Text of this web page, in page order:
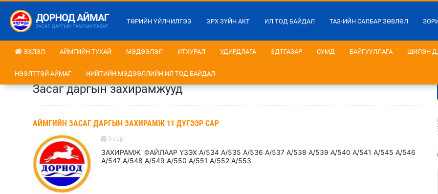
ТӨРИЙН ҮЙЛЧИЛГЭЭ ЭРХ ЗҮЙН АКТ ИЛ ТОД БАЙДАЛ ТАЗ-ИЙН САЛБАР ЗӨВЛӨЛ
ЭХЛЭЛ АЙМГИЙН ТУХАЙ МЭДЭЭЛЭЛ ИТХУРАЛ УДИРДЛАГА ЗДТГАЗАР СУМД БАЙГУУЛЛАГА ШИЛЭН
НЭЭЛТТЭЙ АЙМАГ НИЙТИЙН МЭДЭЭЛЛИЙН ИЛ ТОД БАЙДАЛ
Засаг даргын захирамжууд
АЙМГИЙН ЗАСАГ ДАРГЫН ЗАХИРАМЖ 11 ДҮГЭЭР САР
9 сар
ЗАХИРАМЖ ФАЙЛААР ҮЗЭХ А/534 А/535 А/536 А/537 А/538 А/539 А/540 А/541 А/545 А/546
А/547 А/548 А/549 А/550 А/551 А/552 А/553